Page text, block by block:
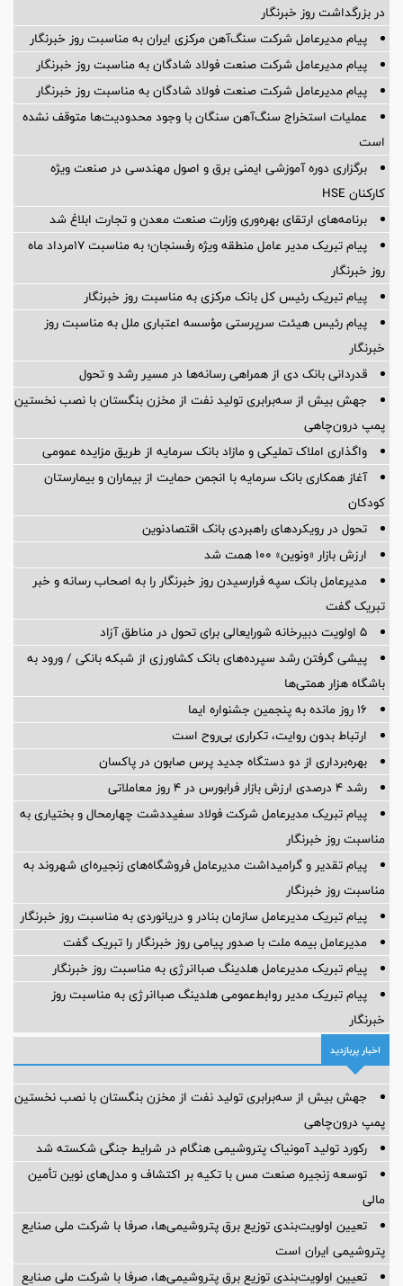
در بزرگداشت روز خبرنگار
پیام مدیرعامل شرکت سنگ‌آهن مرکزی ایران به مناسبت روز خبرنگار
پیام مدیرعامل شرکت صنعت فولاد شادگان به مناسبت روز خبرنگار
پیام مدیرعامل شرکت صنعت فولاد شادگان به مناسبت روز خبرنگار
عملیات استخراج سنگ‌آهن سنگان با وجود محدودیت‌ها متوقف نشده
است
برگزاری دوره آموزشی ایمنی برق و اصول مهندسی در صنعت ویژه
کارکنان HSE
برنامه‌های ارتقای بهره‌وری وزارت صنعت معدن و تجارت ابلاغ شد
پیام تبریک مدیر عامل منطقه ویژه رفسنجان؛ به مناسبت ۱۷مرداد ماه
روز خبرنگار
پیام تبریک رئیس کل بانک مرکزی به مناسبت روز خبرنگار
پیام رئیس هیئت سرپرستی مؤسسه اعتباری ملل به مناسبت روز
خبرنگار
قدردانی بانک دی از همراهی رسانه‌ها در مسیر رشد و تحول
جهش بیش از سه‌برابری تولید نفت از مخزن بنگستان با نصب نخستین
پمپ درون‌چاهی
واگذاری املاک تملیکی و مازاد بانک سرمایه از طریق مزایده عمومی
آغاز همکاری بانک سرمایه با انجمن حمایت از بیماران و بیمارستان
کودکان
تحول در رویکردهای راهبردی بانک اقتصادنوین
ارزش بازار «ونوین» 100 همت شد
مدیرعامل بانک سپه فرارسیدن روز خبرنگار را به اصحاب رسانه و خبر
تبریک گفت
5 اولویت دبیرخانه شورایعالی برای تحول در مناطق آزاد
پیشی گرفتن رشد سپرده‌های بانک کشاورزی از شبکه بانکی / ورود به
باشگاه هزار همتی‌ها
16 روز مانده به پنجمین جشنواره ایما
ارتباط بدون روایت، تکراری بی‌روح است
بهره‌برداری از دو دستگاه جدید پرس صابون در پاكسان
رشد ۴ درصدی ارزش بازار فرابورس در ۴ روز معاملاتی
پیام تبریک مدیرعامل شرکت فولاد سفیددشت چهارمحال و بختیاری به
مناسبت روز خبرنگار
پیام تقدیر و گرامیداشت مدیرعامل فروشگاه‌های زنجیره‌ای شهروند به
مناسبت روز خبرنگار
پیام تبریک مدیرعامل سازمان بنادر و دریانوردی به مناسبت روز خبرنگار
مدیرعامل بیمه ملت با صدور پیامی روز خبرنگار را تبریک گفت
پیام تبریک مدیرعامل هلدینگ صباانرژی به مناسبت روز خبرنگار
پیام تبریک مدیر روابط‌عمومی هلدینگ صباانرژی به مناسبت روز
خبرنگار
اخبار پربازدید
جهش بیش از سه‌برابری تولید نفت از مخزن بنگستان با نصب نخستین
پمپ درون‌چاهی
رکورد تولید آمونیاک پتروشیمی هنگام در شرایط جنگی شکسته شد
توسعه زنجیره صنعت مس با تکیه بر اکتشاف و مدل‌های نوین تأمین
مالی
تعیین اولویت‌بندی توزیع برق پتروشیمی‌ها، صرفا با شرکت ملی صنایع
پتروشیمی ایران است
تعیین اولویت‌بندی توزیع برق پتروشیمی‌ها، صرفا با شرکت ملی صنایع